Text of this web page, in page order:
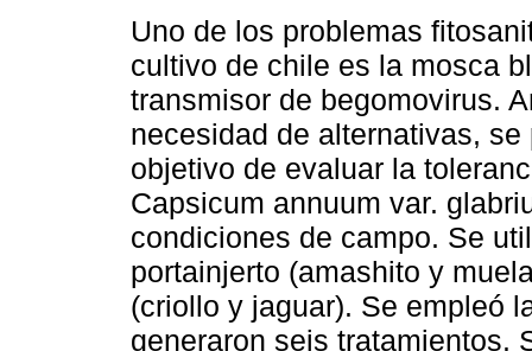
Uno de los problemas
cultivo de chile es la mosca
transmisor de begomovirus.
necesidad de alternativas, se
objetivo de evaluar la
Capsicum annuum var.
condiciones de campo. Se
portainjerto (amashito y
(criollo y jaguar). Se empleó
generaron seis tratamientos.